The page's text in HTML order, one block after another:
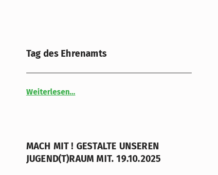
Tag des Ehrenamts
Weiterlesen…
MACH MIT ! GESTALTE UNSEREN
JUGEND(T)RAUM MIT. 19.10.2025